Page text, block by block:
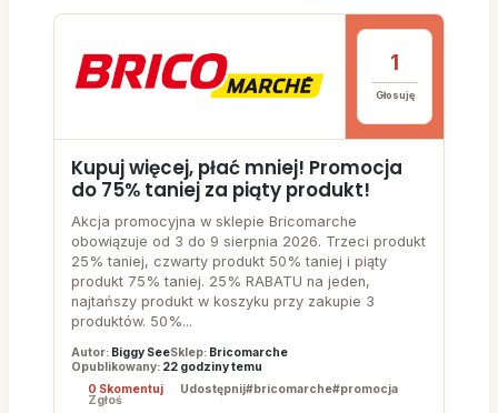
1
Głosuję
Kupuj więcej, płać mniej! Promocja
do 75% taniej za piąty produkt!
Akcja promocyjna w sklepie Bricomarche
obowiązuje od 3 do 9 sierpnia 2026. Trzeci produkt
25% taniej, czwarty produkt 50% taniej i piąty
produkt 75% taniej. 25% RABATU na jeden,
najtańszy produkt w koszyku przy zakupie 3
produktów. 50%...
Autor: Biggy SeeSklep: Bricomarche
Opublikowany: 22 godziny temu
0 Skomentuj Udostępnij#bricomarche#promocja
Zgłoś